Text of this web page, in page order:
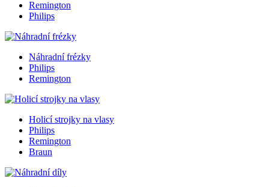
Remington
Philips
Náhradní frézky
Philips
Remington
Holicí strojky na vlasy
Philips
Remington
Braun